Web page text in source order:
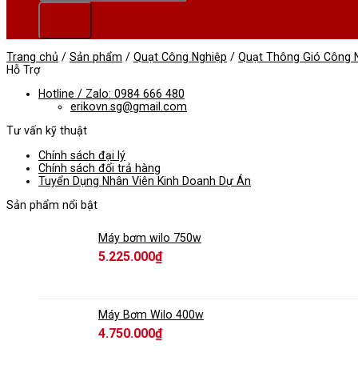
Trang chủ / Sản phẩm / Quạt Công Nghiệp / Quạt Thông Gió Công
Hỗ Trợ
Hotline / Zalo: 0984 666 480
erikovn.sg@gmail.com
Tư vấn kỹ thuật
Chính sách đại lý
Chính sách đổi trả hàng
Tuyển Dụng Nhân Viên Kinh Doanh Dự Án
Sản phẩm nổi bật
Máy bơm wilo 750w
5.225.000₫
Máy Bơm Wilo 400w
4.750.000₫